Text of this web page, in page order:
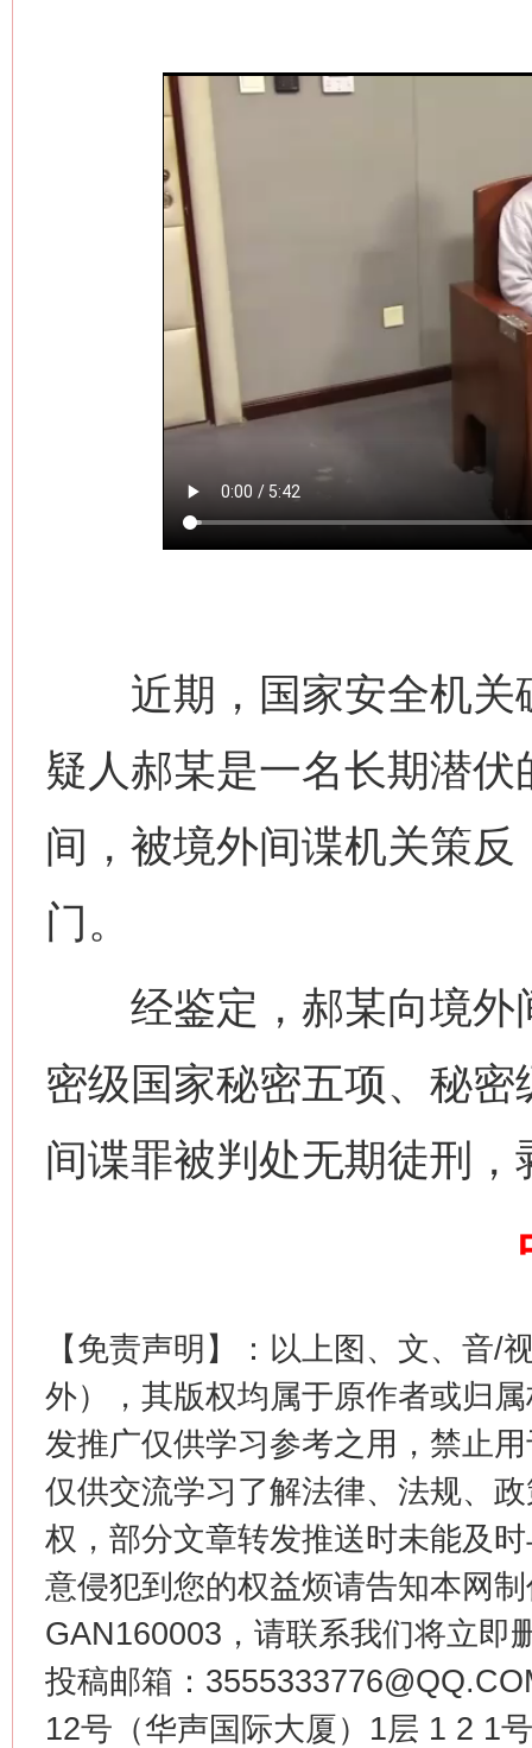
近期，国家安全机关
疑人郝某是一名长期潜
间，被境外间谍机关策
门。
经鉴定，郝某向境外
密级国家秘密五项、秘
间谍罪被判处无期徒刑
【免责声明】：以上图、文、音/
外），其版权均属于原作者或归
发推广仅供学习参考之用，禁止
仅供交流学习了解法律、法规、
权，部分文章转发推送时未能及
意侵犯到您的权益烦请告知本网
GAN160003，请联系我们将立即
投稿邮箱：
12号（华声国际大厦）1层 1 2 1
网上购药对药下症？
这是一记警钟！ 谢
在谋一域中谋全局